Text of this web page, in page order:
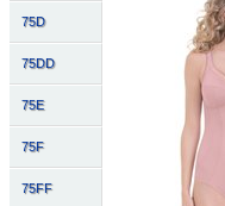
75D
75DD
75E
75F
75FF